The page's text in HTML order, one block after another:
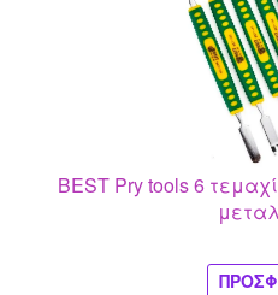
BEST Pry tools 6